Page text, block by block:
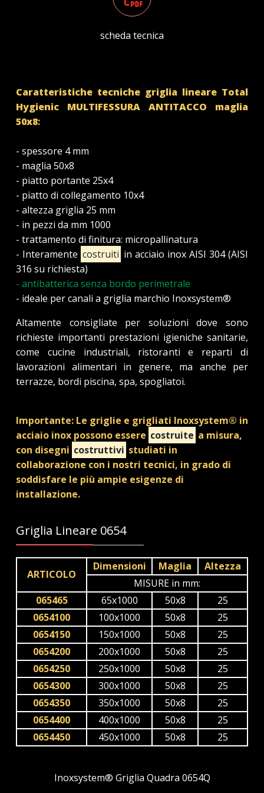
scheda tecnica
Caratteristiche tecniche griglia lineare Total
Hygienic MULTIFESSURA ANTITACCO maglia
50x8:
- spessore 4 mm
- maglia 50x8
- piatto portante 25x4
- piatto di collegamento 10x4
- altezza griglia 25 mm
- in pezzi da mm 1000
- trattamento di finitura: micropallinatura
- Interamente costruiti in acciaio inox AISI 304 (AISI
316 su richiesta)
- antibatterica senza bordo perimetrale
- ideale per canali a griglia marchio Inoxsystem®
Altamente consigliate per soluzioni dove sono
richieste importanti prestazioni igieniche sanitarie,
come cucine industriali, ristoranti e reparti di
lavorazioni alimentari in genere, ma anche per
terrazze, bordi piscina, spa, spogliatoi.
Importante: Le griglie e grigliati Inoxsystem® in
acciaio inox possono essere costruite a misura,
con disegni costruttivi studiati in
collaborazione con i nostri tecnici, in grado di
soddisfare le più ampie esigenze di
installazione.
Griglia Lineare 0654
ARTICOLO
Dimensioni Maglia
Altezza
MISURE in mm:
065465
65x1000 50x8
25
0654100
100x1000 50x8
25
0654150
150x1000 50x8
25
0654200
200x1000 50x8
25
0654250
250x1000 50x8
25
0654300
300x1000 50x8
25
0654350
350x1000 50x8
25
0654400
400x1000 50x8
25
0654450
450x1000 50x8 25
Inoxsystem® Griglia Quadra 0654Q